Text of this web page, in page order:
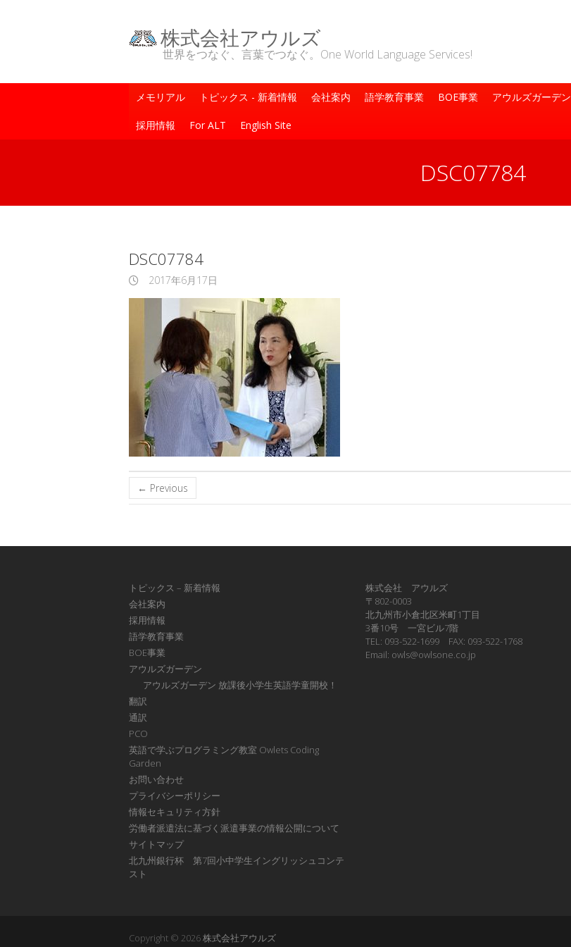
株式会社アウルズ
世界をつなぐ、言葉でつなぐ。One World Language Services!
メモリアル トピックス - 新着情報 会社案内 語学教育事業 BOE事業 アウルズガーデン
採用情報 For ALT English Site
DSC07784
DSC07784
2017年6月17日
← Previous
トピックス – 新着情報
会社案内
採用情報
語学教育事業
BOE事業
アウルズガーデン
アウルズガーデン 放課後小学生英語学童開校！
翻訳
通訳
PCO
英語で学ぶプログラミング教室 Owlets Coding
Garden
お問い合わせ
プライバシーポリシー
情報セキュリティ方針
労働者派遣法に基づく派遣事業の情報公開について
サイトマップ
北九州銀行杯 第7回小中学生イングリッシュコンテ
スト
株式会社 アウルズ
〒802-0003
北九州市小倉北区米町1丁目
3番10号 一宮ビル7階
TEL: 093-522-1699 FAX: 093-522-1768
Email: owls@owlsone.co.jp
Copyright © 2026株式会社アウルズ